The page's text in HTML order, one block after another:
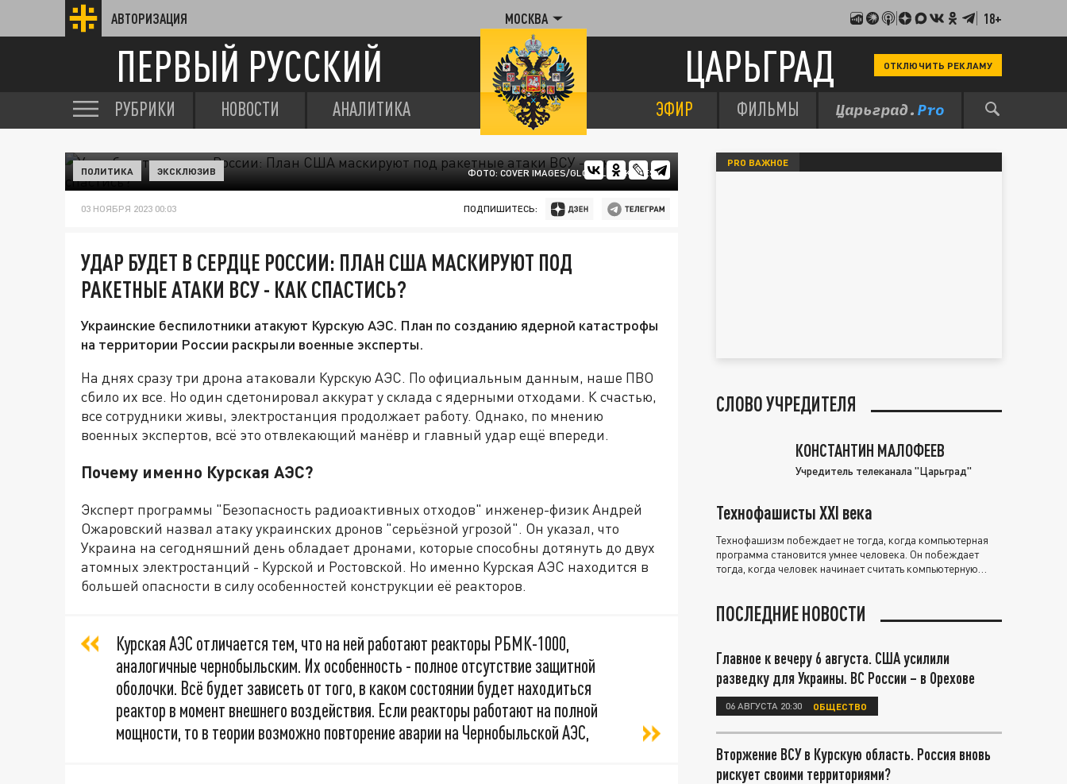
АВТОРИЗАЦИЯ МОСКВА 18+
ПЕРВЫЙ РУССКИЙ ЦАРЬГРАД ОТКЛЮЧИТЬ РЕКЛАМУ
РУБРИКИ НОВОСТИ АНАЛИТИКА ЭФИР ФИЛЬМЫ
ФОТО: COVER IMAGES/GLOBALLOOKPRESS
ПОЛИТИКА ЭКСКЛЮЗИВ
03 НОЯБРЯ 2023 00:03 ПОДПИШИТЕСЬ:
УДАР БУДЕТ В СЕРДЦЕ РОССИИ: ПЛАН США МАСКИРУЮТ ПОД
РАКЕТНЫЕ АТАКИ ВСУ - КАК СПАСТИСЬ?
Украинские беспилотники атакуют Курскую АЭС. План по созданию ядерной катастрофы
на территории России раскрыли военные эксперты.
На днях сразу три дрона атаковали Курскую АЭС. По официальным данным, наше ПВО
сбило их все. Но один сдетонировал аккурат у склада с ядерными отходами. К счастью,
все сотрудники живы, электростанция продолжает работу. Однако, по мнению
военных экспертов, всё это отвлекающий манёвр и главный удар ещё впереди.
Почему именно Курская АЭС?
Эксперт программы "Безопасность радиоактивных отходов" инженер-физик Андрей
Ожаровский назвал атаку украинских дронов "серьёзной угрозой". Он указал, что
Украина на сегодняшний день обладает дронами, которые способны дотянуть до двух
атомных электростанций - Курской и Ростовской. Но именно Курская АЭС находится в
большей опасности в силу особенностей конструкции её реакторов.
Курская АЭС отличается тем, что на ней работают реакторы РБМК-1000,
аналогичные чернобыльским. Их особенность - полное отсутствие защитной
оболочки. Всё будет зависеть от того, в каком состоянии будет находиться
реактор в момент внешнего воздействия. Если реакторы работают на полной
мощности, то в теории возможно повторение аварии на Чернобыльской АЭС,
PRO ВАЖНОЕ
СЛОВО УЧРЕДИТЕЛЯ
КОНСТАНТИН МАЛОФЕЕВ
Учредитель телеканала "Царьград"
Технофашисты XXI века
Технофашизм побеждает не тогда, когда компьютерная
программа становится умнее человека. Он побеждает
тогда, когда человек начинает считать компьютерную
ПОСЛЕДНИЕ НОВОСТИ
Главное к вечеру 6 августа. США усилили
разведку для Украины. ВС России – в Орехове
06 АВГУСТА 20:30 ОБЩЕСТВО
Вторжение ВСУ в Курскую область. Россия вновь
рискует своими территориями?